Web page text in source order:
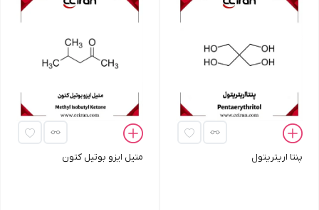
پنتا اریتریتول متیل ایزو بوتیل کتون